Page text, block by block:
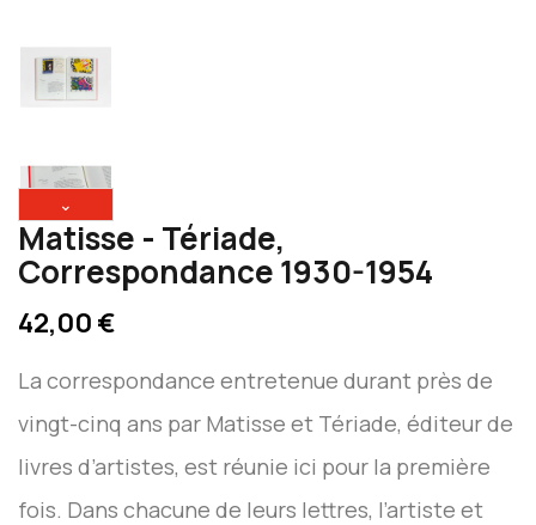
⌄
Matisse - Tériade,
Correspondance 1930-1954
42,00 €
La correspondance entretenue durant près de
vingt-cinq ans par Matisse et Tériade, éditeur de
livres d’artistes, est réunie ici pour la première
fois. Dans chacune de leurs lettres, l’artiste et